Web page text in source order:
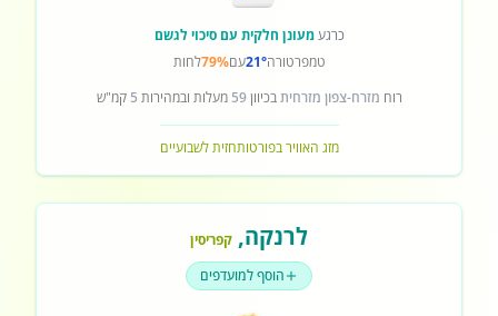
כרגעמעונן חלקית עם סיכוי לגשם
טמפרטורה21°עם79%לחות
רוח מזרח-צפון מזרחיתבכיוון59 מעלות ובמהירות 5 קמ"ש
מזג האוויר בפורטותחזית לשבועיים
לרנקה, קפריסין
הוסף למועדפים